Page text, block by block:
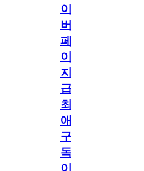
이
버
페
이
지
급!
최
애
구
독
이